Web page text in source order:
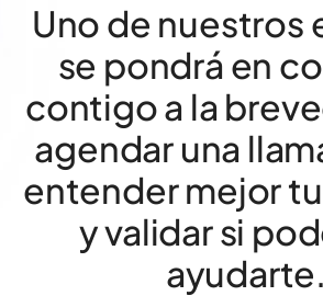
Uno de nuestros
se pondrá en
contigo a la
agendar una
entender mejor
y validar si
ayudarte.